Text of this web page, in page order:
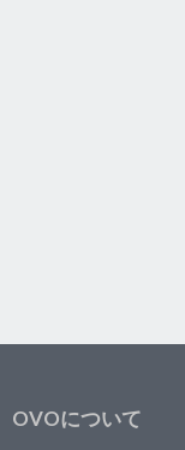
OVOについて